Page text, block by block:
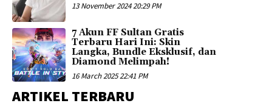
13 November 2024 20:29 PM
7 Akun FF Sultan Gratis
Terbaru Hari Ini: Skin
Langka, Bundle Eksklusif, dan
Diamond Melimpah!
16 March 2025 22:41 PM
ARTIKEL TERBARU